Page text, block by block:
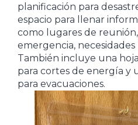
planificación para
espacio para llenar
como lugares de
emergencia, necesidades
También incluye una
para cortes de energía y
para evacuaciones.